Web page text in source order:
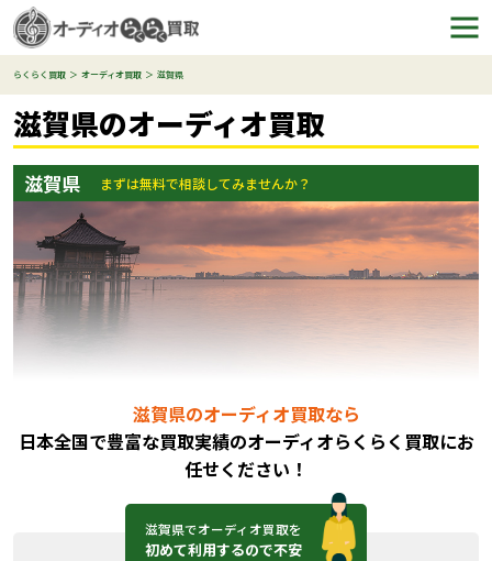
らくらく買取 オーディオ買取 滋賀県
滋賀県のオーディオ買取
滋賀県 まずは無料で相談してみませんか？
滋賀県のオーディオ買取なら
日本全国で豊富な買取実績のオーディオらくらく買取にお
任せください！
滋賀県でオーディオ買取を
初めて利用するので不安